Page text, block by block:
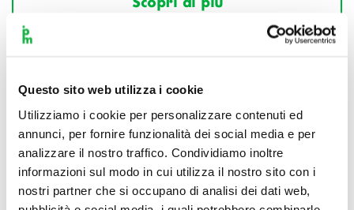
Questo sito web utilizza i cookie
Utilizziamo i cookie per personalizzare contenuti ed
annunci, per fornire funzionalità dei social media e per
analizzare il nostro traffico. Condividiamo inoltre
informazioni sul modo in cui utilizza il nostro sito con i
nostri partner che si occupano di analisi dei dati web,